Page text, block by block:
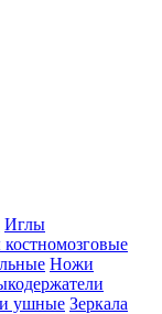
Иглы
Ножи
ушные Зеркала